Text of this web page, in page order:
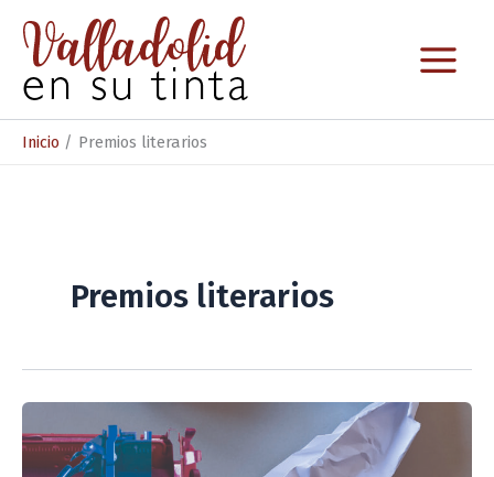
contenido
Inicio Premios literarios
Premios literarios